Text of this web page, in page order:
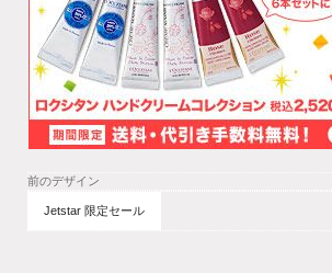
前のデザイン
Jetstar 限定セール